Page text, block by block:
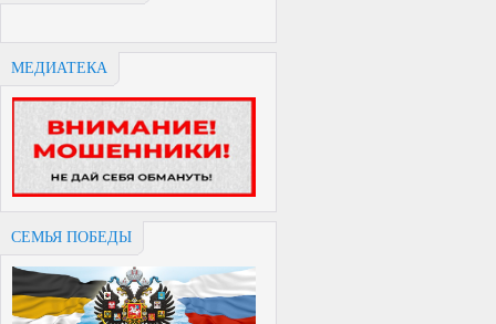
МЕДИАТЕКА
СЕМЬЯ ПОБЕДЫ